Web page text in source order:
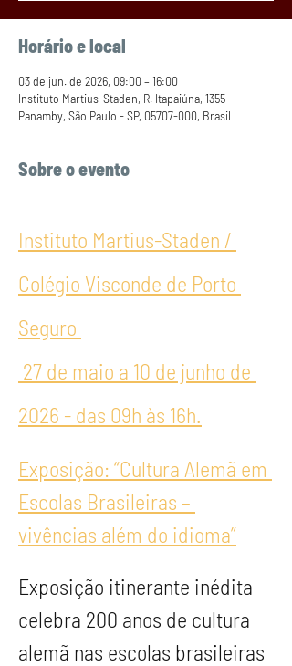
Horário e local
03 de jun. de 2026, 09:00 – 16:00
Instituto Martius-Staden, R. Itapaiúna, 1355 -
Panamby, São Paulo - SP, 05707-000, Brasil
Sobre o evento
Instituto Martius-Staden /
Colégio Visconde de Porto
Seguro
2026 - das 09h às 16h.
Exposição: “Cultura Alemã em
Escolas Brasileiras –
vivências além do idioma”
Exposição itinerante inédita
celebra 200 anos de cultura
alemã nas escolas brasileiras